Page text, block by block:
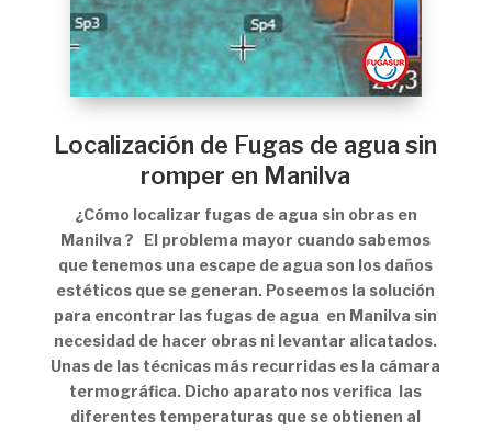
Localización de Fugas de agua sin
romper en Manilva
¿Cómo localizar fugas de agua sin obras en
Manilva ? El problema mayor cuando sabemos
que tenemos una escape de agua son los daños
estéticos que se generan. Poseemos la solución
para encontrar las fugas de agua en Manilva sin
necesidad de hacer obras ni levantar alicatados.
Unas de las técnicas más recurridas es la cámara
termográfica. Dicho aparato nos verifica las
diferentes temperaturas que se obtienen al